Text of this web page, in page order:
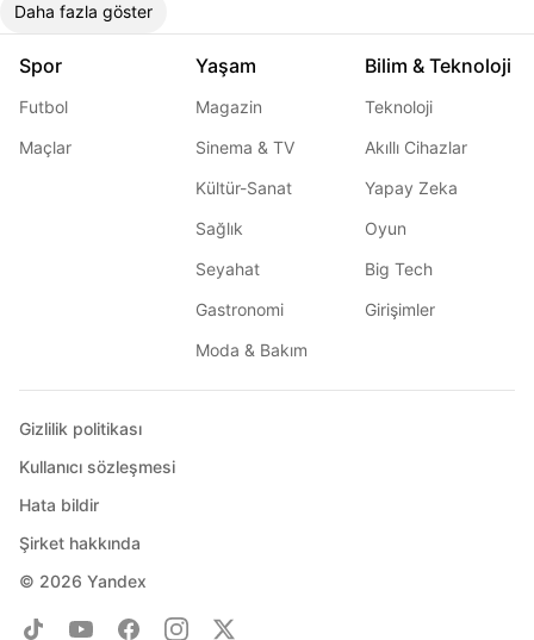
Daha fazla göster
Spor
Futbol
Maçlar
Yaşam
Magazin
Sinema & TV
Kültür-Sanat
Sağlık
Seyahat
Gastronomi
Moda & Bakım
Bilim & Teknoloji
Teknoloji
Akıllı Cihazlar
Yapay Zeka
Oyun
Big Tech
Girişimler
© 2026 Yandex
Gizlilik politikası
Kullanıcı sözleşmesi
Hata bildir
Şirket hakkında